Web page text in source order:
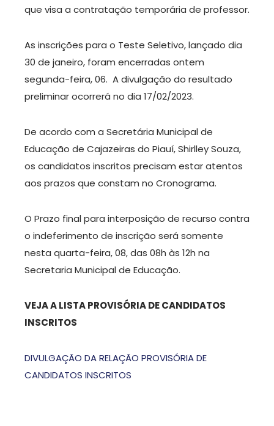
que visa a contratação temporária de professor.
As inscrições para o Teste Seletivo, lançado dia
30 de janeiro, foram encerradas ontem
segunda-feira, 06. A divulgação do resultado
preliminar ocorrerá no dia 17/02/2023.
De acordo com a Secretária Municipal de
Educação de Cajazeiras do Piauí, Shirlley Souza,
os candidatos inscritos precisam estar atentos
aos prazos que constam no Cronograma.
O Prazo final para interposição de recurso contra
o indeferimento de inscrição será somente
nesta quarta-feira, 08, das 08h às 12h na
Secretaria Municipal de Educação.
VEJA A LISTA PROVISÓRIA DE CANDIDATOS
INSCRITOS
DIVULGAÇÃO DA RELAÇÃO PROVISÓRIA DE
CANDIDATOS INSCRITOS